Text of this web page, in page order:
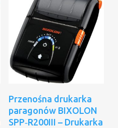
Dodaj Do Koszyka
Przenośna drukarka
paragonów BIXOLON
SPP‑R200III – Drukarka